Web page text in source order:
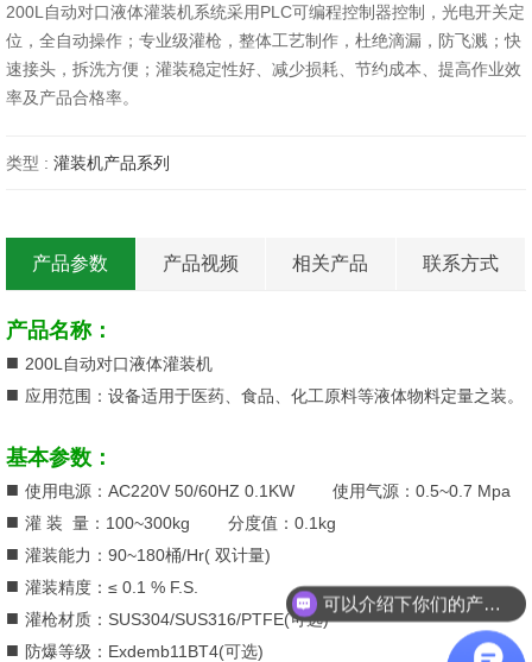
200L自动对口液体灌装机系统采用PLC可编程控制器控制，光电开关定
位，全自动操作；专业级灌枪，整体工艺制作，杜绝滴漏，防飞溅；快
速接头，拆洗方便；灌装稳定性好、减少损耗、节约成本、提高作业效
率及产品合格率。
类型 : 灌装机产品系列
产品参数 产品视频 相关产品 联系方式
产品名称：
■ 200L自动对口液体灌装机
■ 应用范围：设备适用于医药、食品、化工原料等液体物料定量之装。
基本参数：
■ 使用电源：AC220V 50/60HZ 0.1KW 使用气源：0.5~0.7 Mpa
■ 灌 装 量：100~300kg 分度值：0.1kg
■ 灌装能力：90~180桶/Hr( 双计量)
■ 灌装精度：≤ 0.1 % F.S.
■ 灌枪材质：SUS304/SUS316/PTFE(可选)
■ 防爆等级：Exdemb11BT4(可选)
可以介绍下你们的产品么？